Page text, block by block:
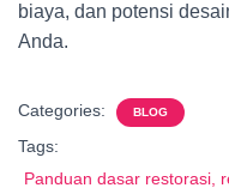
biaya, dan potensi
Anda.
Categories: BLOG
Tags:
Panduan dasar restorasi,